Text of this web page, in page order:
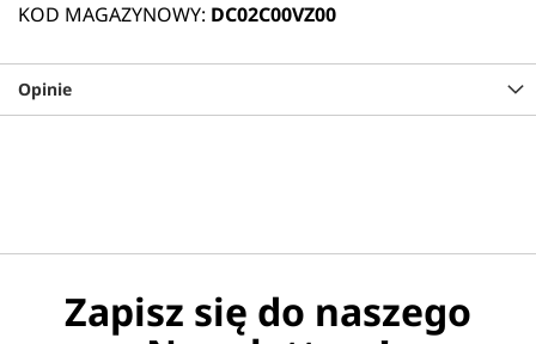
KOD MAGAZYNOWY: DC02C00VZ00
Opinie
Zapisz się do naszego